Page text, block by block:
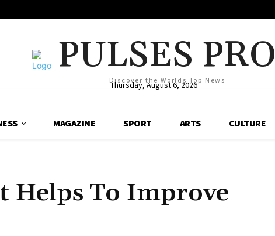
PULSES PRO
Discover the Worlds Top News
Thursday, August 6, 2026
MAGAZINE SPORT ARTS CULTURE
Helps To Improve